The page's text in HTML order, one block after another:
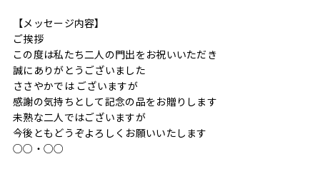
【メッセージ内容】
ご挨拶
この度は私たち二人の門出をお祝いいただき
誠にありがとうございました
ささやかでは ございますが
感謝の気持ちとして記念の品をお贈りします
未熟な二人ではございますが
今後ともどうぞよろしくお願いいたします
○○・○○